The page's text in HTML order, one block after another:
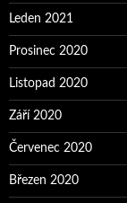
Leden 2021
Prosinec 2020
Listopad 2020
Září 2020
Červenec 2020
Březen 2020